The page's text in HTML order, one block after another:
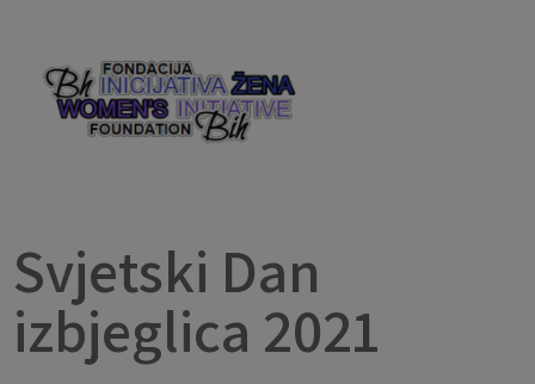
Svjetski Dan
izbjeglica 2021